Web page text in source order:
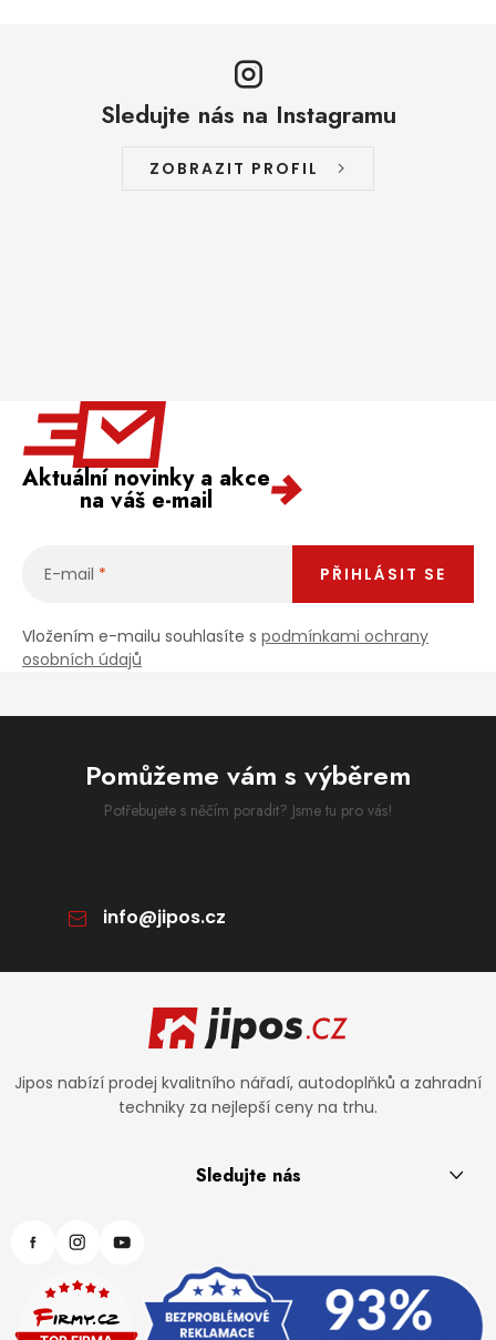
Sledujte nás na Instagramu
ZOBRAZIT PROFIL
Aktuální novinky a akce
na váš e-mail
E-mail
Vložením e-mailu souhlasíte s podmínkami ochrany
osobních údajů
PŘIHLÁSIT SE
Pomůžeme vám s výběrem
Potřebujete s něčím poradit? Jsme tu pro vás!
info@jipos.cz
Jipos nabízí prodej kvalitního nářadí, autodoplňků a zahradní
techniky za nejlepší ceny na trhu.
Sledujte nás